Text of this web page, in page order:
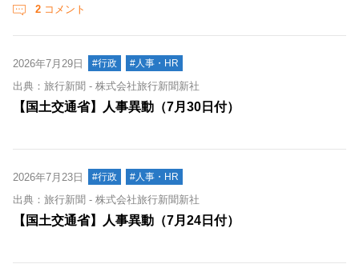
2 コメント
2026年7月29日 #行政 #人事・HR
出典：旅行新聞 - 株式会社旅行新聞新社
【国土交通省】人事異動（7月30日付）
2026年7月23日 #行政 #人事・HR
出典：旅行新聞 - 株式会社旅行新聞新社
【国土交通省】人事異動（7月24日付）